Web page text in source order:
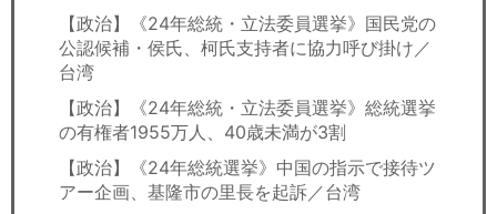
【政治】《24年総統・立法委員選挙》国民党の
公認候補・侯氏、柯氏支持者に協力呼び掛け／
台湾
【政治】《24年総統・立法委員選挙》総統選挙
の有権者1955万人、40歳未満が3割
【政治】《24年総統選挙》中国の指示で接待ツ
アー企画、基隆市の里長を起訴／台湾